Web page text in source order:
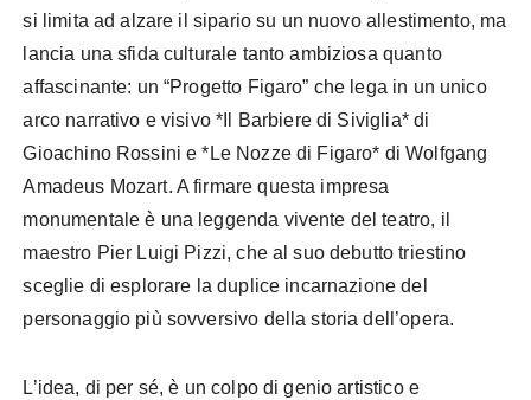
si limita ad alzare il sipario su un nuovo allestimento, ma
lancia una sfida culturale tanto ambiziosa quanto
affascinante: un “Progetto Figaro” che lega in un unico
arco narrativo e visivo *Il Barbiere di Siviglia* di
Gioachino Rossini e *Le Nozze di Figaro* di Wolfgang
Amadeus Mozart. A firmare questa impresa
monumentale è una leggenda vivente del teatro, il
maestro Pier Luigi Pizzi, che al suo debutto triestino
sceglie di esplorare la duplice incarnazione del
personaggio più sovversivo della storia dell’opera.
L’idea, di per sé, è un colpo di genio artistico e